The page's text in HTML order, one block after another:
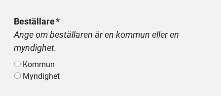
Beställare
Ange om beställaren är en kommun eller en
myndighet.
Kommun
Myndighet